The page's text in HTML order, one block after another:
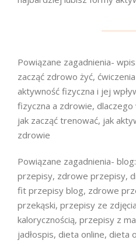
Powiązane zagadnienia-
zacząć zdrowo żyć,
aktywność fizyczna i jej
fizyczna a zdrowie,
jak zacząć trenować, jak
zdrowie
Powiązane zagadnienia-
przepisy, zdrowe przepisy,
fit przepisy blog, zdrowe
przekąski, przepisy ze
kalorycznością, przepisy z
jadłospis, dieta online, dieta